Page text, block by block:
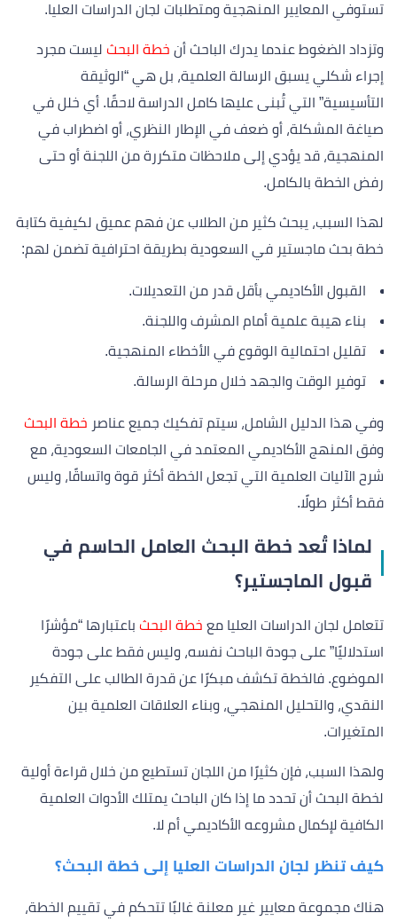
تستوفي المعايير المنهجية ومتطلبات لجان الدراسات العليا.
وتزداد الضغوط عندما يدرك الباحث أن خطة البحث ليست مجرد
إجراء شكلي يسبق الرسالة العلمية، بل هي “الوثيقة
التأسيسية” التي تُبنى عليها كامل الدراسة لاحقًا. أي خلل في
صياغة المشكلة، أو ضعف في الإطار النظري، أو اضطراب في
المنهجية، قد يؤدي إلى ملاحظات متكررة من اللجنة أو حتى
رفض الخطة بالكامل.
لهذا السبب، يبحث كثير من الطلاب عن فهم عميق لكيفية كتابة
خطة بحث ماجستير في السعودية بطريقة احترافية تضمن لهم:
القبول الأكاديمي بأقل قدر من التعديلات.
بناء هيبة علمية أمام المشرف واللجنة.
تقليل احتمالية الوقوع في الأخطاء المنهجية.
توفير الوقت والجهد خلال مرحلة الرسالة.
وفي هذا الدليل الشامل، سيتم تفكيك جميع عناصر خطة البحث
وفق المنهج الأكاديمي المعتمد في الجامعات السعودية، مع
شرح الآليات العلمية التي تجعل الخطة أكثر قوة واتساقًا، وليس
فقط أكثر طولًا.
لماذا تُعد خطة البحث العامل الحاسم في
قبول الماجستير؟
تتعامل لجان الدراسات العليا مع خطة البحث باعتبارها “مؤشرًا
استدلاليًا” على جودة الباحث نفسه، وليس فقط على جودة
الموضوع. فالخطة تكشف مبكرًا عن قدرة الطالب على التفكير
النقدي، والتحليل المنهجي، وبناء العلاقات العلمية بين
المتغيرات.
ولهذا السبب، فإن كثيرًا من اللجان تستطيع من خلال قراءة أولية
لخطة البحث أن تحدد ما إذا كان الباحث يمتلك الأدوات العلمية
الكافية لإكمال مشروعه الأكاديمي أم لا.
كيف تنظر لجان الدراسات العليا إلى خطة البحث؟
هناك مجموعة معايير غير معلنة غالبًا تتحكم في تقييم الخطة،